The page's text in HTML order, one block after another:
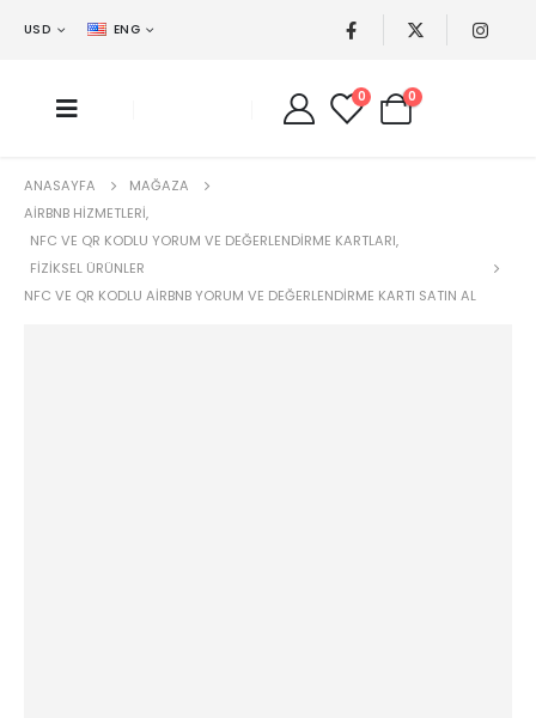
USD ENG
0 0
ANASAYFA
MAĞAZA
AIRBNB HIZMETLERI,
NFC VE QR KODLU YORUM VE DEĞERLENDIRME KARTLARI,
FIZIKSEL ÜRÜNLER
NFC VE QR KODLU AIRBNB YORUM VE DEĞERLENDIRME KARTI SATIN AL